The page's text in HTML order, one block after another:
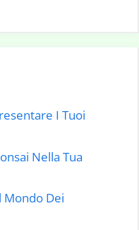
I Tuoi
Nella Tua
Mondo Dei